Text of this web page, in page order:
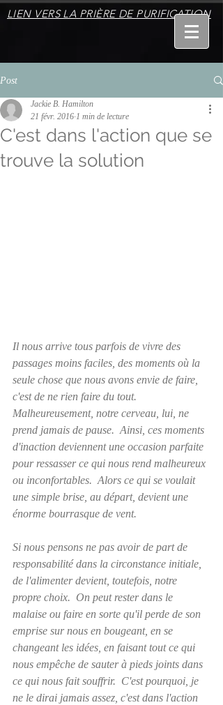
LIEN VERS LA PRIÈRE DE PURIFICATION
Post
C'est dans l'action que se
trouve la solution
Jackie B. Hamilton
21 févr. 2016 1 min de lecture
Il nous arrive tous parfois de vivre des
passages moins faciles, des moments où la
seule chose que nous avons envie de faire,
c'est de ne rien faire du tout.
Malheureusement, notre cerveau, lui, ne
prend jamais de pause.  Ainsi, ces moments
d'inaction deviennent une occasion parfaite
pour ressasser ce qui nous rend malheureux
ou inconfortables.  Alors ce qui se voulait
une simple brise, au départ, devient une
énorme bourrasque de vent.
Si nous pensons ne pas avoir de part de
responsabilité dans la circonstance initiale,
de l'alimenter devient, toutefois, notre
propre choix.  On peut rester dans le
malaise ou faire en sorte qu'il perde de son
emprise sur nous en bougeant, en se
changeant les idées, en faisant tout ce qui
nous empêche de sauter à pieds joints dans
ce qui nous fait souffrir.  C'est pourquoi, je
ne le dirai jamais assez, c'est dans l'action